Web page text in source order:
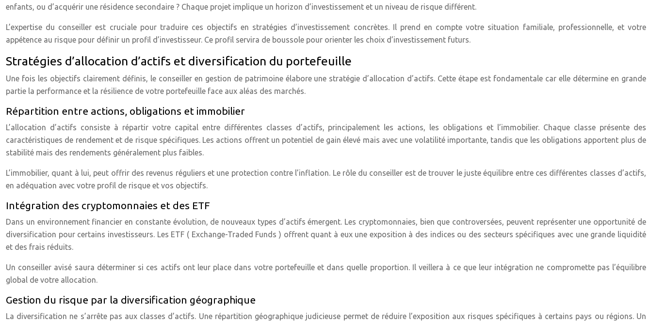
enfants, ou d’acquérir une résidence secondaire ? Chaque projet implique un horizon d’investissement et un niveau de risque différent.
L’expertise du conseiller est cruciale pour traduire ces objectifs en stratégies d’investissement concrètes. Il prend en compte votre situation familiale, professionnelle, et votre
appétence au risque pour définir un profil d’investisseur. Ce profil servira de boussole pour orienter les choix d’investissement futurs.
Stratégies d’allocation d’actifs et diversification du portefeuille
Une fois les objectifs clairement définis, le conseiller en gestion de patrimoine élabore une stratégie d’allocation d’actifs. Cette étape est fondamentale car elle détermine en grande
partie la performance et la résilience de votre portefeuille face aux aléas des marchés.
Répartition entre actions, obligations et immobilier
L’allocation d’actifs consiste à répartir votre capital entre différentes classes d’actifs, principalement les actions, les obligations et l’immobilier. Chaque classe présente des
caractéristiques de rendement et de risque spécifiques. Les actions offrent un potentiel de gain élevé mais avec une volatilité importante, tandis que les obligations apportent plus de
stabilité mais des rendements généralement plus faibles.
L’immobilier, quant à lui, peut offrir des revenus réguliers et une protection contre l’inflation. Le rôle du conseiller est de trouver le juste équilibre entre ces différentes classes d’actifs,
en adéquation avec votre profil de risque et vos objectifs.
Intégration des cryptomonnaies et des ETF
Dans un environnement financier en constante évolution, de nouveaux types d’actifs émergent. Les cryptomonnaies, bien que controversées, peuvent représenter une opportunité de
diversification pour certains investisseurs. Les ETF ( Exchange-Traded Funds ) offrent quant à eux une exposition à des indices ou des secteurs spécifiques avec une grande liquidité
et des frais réduits.
Un conseiller avisé saura déterminer si ces actifs ont leur place dans votre portefeuille et dans quelle proportion. Il veillera à ce que leur intégration ne compromette pas l’équilibre
global de votre allocation.
Gestion du risque par la diversification géographique
La diversification ne s’arrête pas aux classes d’actifs. Une répartition géographique judicieuse permet de réduire l’exposition aux risques spécifiques à certains pays ou régions. Un